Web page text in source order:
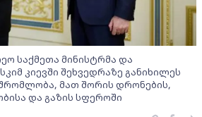
საქმეთა მინისტრმა და
კიევში შეხვედრაზე განიხილეს
მათ შორის დრონების,
და გაზის სფეროში